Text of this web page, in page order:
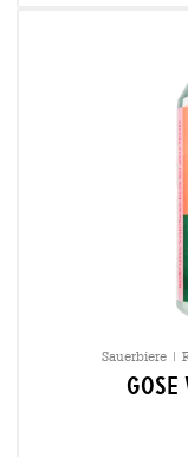
Sauerbiere |